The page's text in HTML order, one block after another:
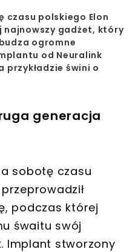
czasu polskiego Elon
najnowszy gadżet, który
ogromne
od Neuralink
przykładzie świni o
generacja
sobotę czasu
podczas której
śwaitu swój
Implant stworzony